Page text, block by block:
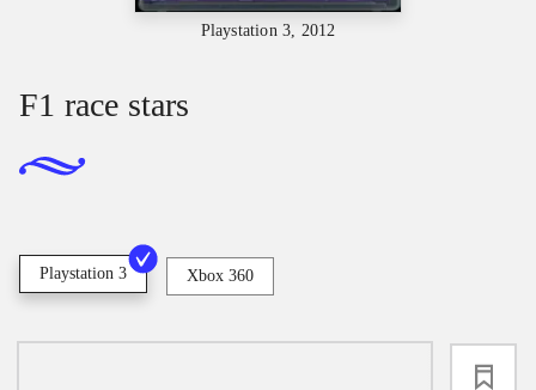
Playstation 3, 2012
F1 race stars
Playstation 3 Xbox 360